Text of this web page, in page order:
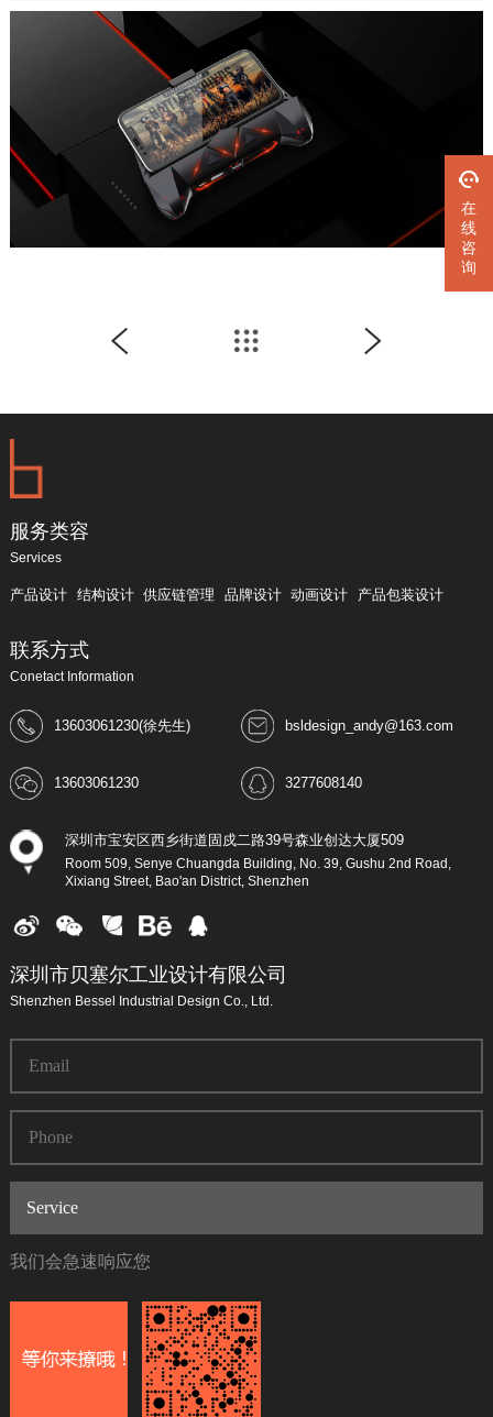
在
线
咨
询
服务类容
Services
产品设计 结构设计 供应链管理 品牌设计 动画设计 产品包装设计
联系方式
Conetact Information
13603061230(徐先生) bsldesign_andy@163.com
13603061230 3277608140
深圳市宝安区西乡街道固戍二路39号森业创达大厦509
Room 509, Senye Chuangda Building, No. 39, Gushu 2nd Road,
Xixiang Street, Bao'an District, Shenzhen
深圳市贝塞尔工业设计有限公司
Shenzhen Bessel Industrial Design Co., Ltd.
我们会急速响应您